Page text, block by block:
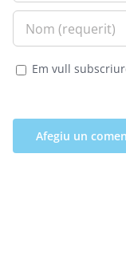
Em vull